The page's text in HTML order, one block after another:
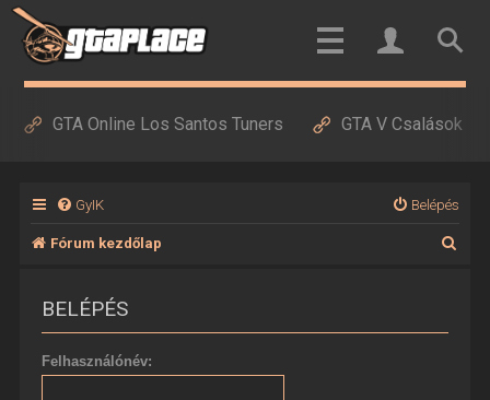
GTA Online Los Santos Tuners GTA V Csalások
GyIK Belépés
Fórum kezdőlap
BELÉPÉS
Felhasználónév: